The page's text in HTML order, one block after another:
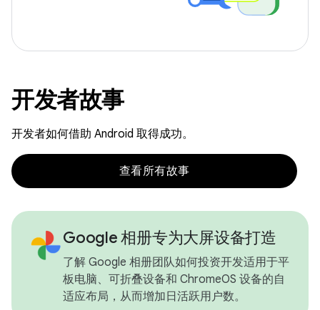
开发者故事
开发者如何借助 Android 取得成功。
查看所有故事
Google 相册专为大屏设备打造
了解 Google 相册团队如何投资开发适用于平
板电脑、可折叠设备和 ChromeOS 设备的自
适应布局，从而增加日活跃用户数。